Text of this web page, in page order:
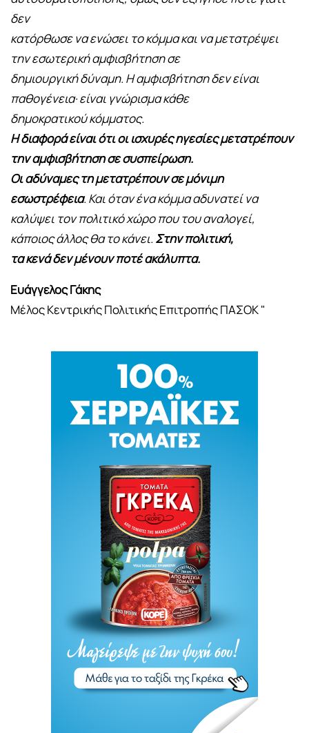
δεν
κατόρθωσε να ενώσει το κόμμα και να μετατρέψει
την εσωτερική αμφισβήτηση σε
δημιουργική δύναμη. Η αμφισβήτηση δεν είναι
παθογένεια· είναι γνώρισμα κάθε
δημοκρατικού κόμματος.
Η διαφορά είναι ότι οι ισχυρές ηγεσίες μετατρέπουν
την αμφισβήτηση σε συσπείρωση.
Οι αδύναμες τη μετατρέπουν σε μόνιμη
εσωστρέφεια. Και όταν ένα κόμμα αδυνατεί να
καλύψει τον πολιτικό χώρο που του αναλογεί,
κάποιος άλλος θα το κάνει. Στην πολιτική,
τα κενά δεν μένουν ποτέ ακάλυπτα.
Ευάγγελος Γάκης
Μέλος Κεντρικής Πολιτικής Επιτροπής ΠΑΣΟΚ "